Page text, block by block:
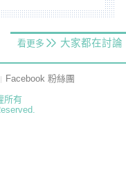
看更多 大家都在討論
Facebook 粉絲團
所有